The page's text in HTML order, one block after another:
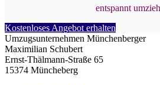
entspannt
Kostenloses Angebot erhalten
Umzugsunternehmen Münchenberger
Maximilian Schubert
Ernst-Thälmann-Straße 65
15374 Müncheberg